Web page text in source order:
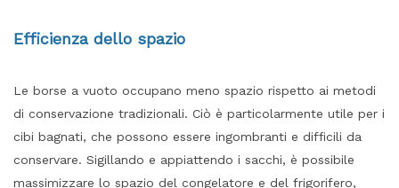
Efficienza dello spazio
Le borse a vuoto occupano meno spazio rispetto ai metodi
di conservazione tradizionali. Ciò è particolarmente utile per i
cibi bagnati, che possono essere ingombranti e difficili da
conservare. Sigillando e appiattendo i sacchi, è possibile
massimizzare lo spazio del congelatore e del frigorifero,